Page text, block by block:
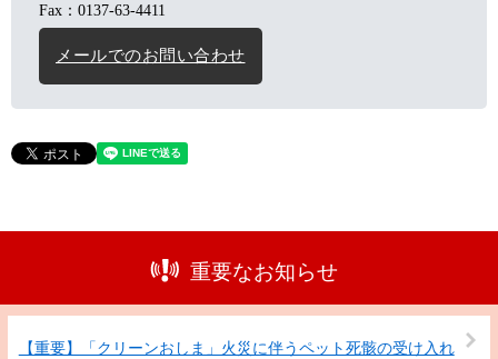
Fax：0137-63-4411
メールでのお問い合わせ
重要なお知らせ
【重要】「クリーンおしま」火災に伴うペット死骸の受け入れ